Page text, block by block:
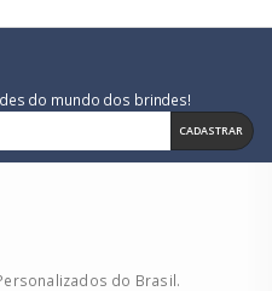
do mundo dos brindes!
CADASTRAR
do Brasil.